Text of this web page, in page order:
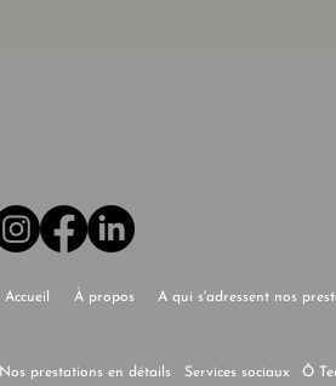
Accueil À propos A qui s'adressent nos
Nos prestations en détails Services sociaux Ô